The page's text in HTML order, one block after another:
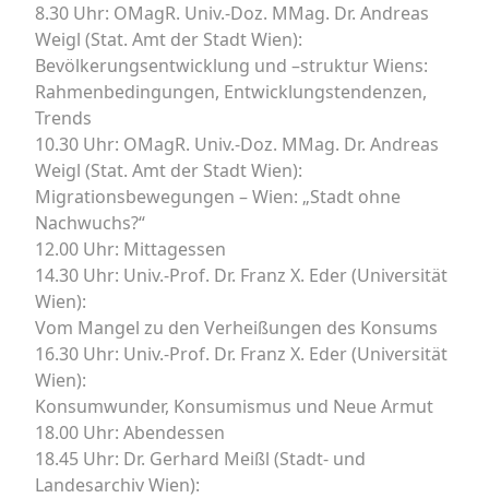
8.30 Uhr: OMagR. Univ.-Doz. MMag. Dr. Andreas
Weigl (Stat. Amt der Stadt Wien):
Bevölkerungsentwicklung und –struktur Wiens:
Rahmenbedingungen, Entwicklungstendenzen,
Trends
10.30 Uhr: OMagR. Univ.-Doz. MMag. Dr. Andreas
Weigl (Stat. Amt der Stadt Wien):
Migrationsbewegungen – Wien: „Stadt ohne
Nachwuchs?“
12.00 Uhr: Mittagessen
14.30 Uhr: Univ.-Prof. Dr. Franz X. Eder (Universität
Wien):
Vom Mangel zu den Verheißungen des Konsums
16.30 Uhr: Univ.-Prof. Dr. Franz X. Eder (Universität
Wien):
Konsumwunder, Konsumismus und Neue Armut
18.00 Uhr: Abendessen
18.45 Uhr: Dr. Gerhard Meißl (Stadt- und
Landesarchiv Wien):